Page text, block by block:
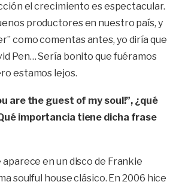
el crecimiento es espectacular.
productores en nuestro país, y
como comentas antes, yo diría que
Pen… Sería bonito que fuéramos
estamos lejos.
are the guest of my soul!”, ¿qué
importancia tiene dicha frase
en un disco de Frankie
soulful house clásico. En 2006 hice